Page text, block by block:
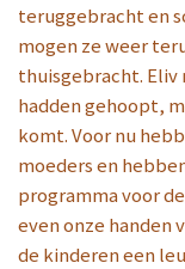
teruggebracht en
mogen ze weer
thuisgebracht. Eliv
hadden gehoopt,
komt. Voor nu
moeders en
programma voor
even onze handen
de kinderen een